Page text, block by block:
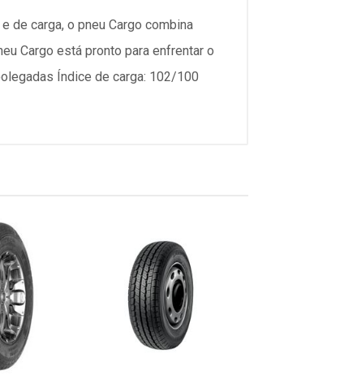
de carga, o pneu Cargo combina
Cargo está pronto para enfrentar o
Índice de carga: 102/100